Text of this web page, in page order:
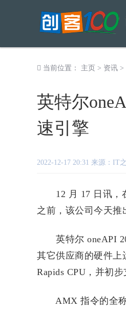
当前位置： 主页 > 资讯 >
英特尔
速引擎
2022-12-17 20:31 来源：IT
12 月 17 日讯，在
之前，该公司今天推
英特尔 oneAPI
其它供应商的硬件上
Rapids CPU，并初
AMX 指令的全称